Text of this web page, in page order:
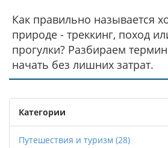
Как правильно называется
природе - треккинг, поход
прогулки? Разбираем
начать без лишних затрат.
Категории
Путешествия и туризм (28)